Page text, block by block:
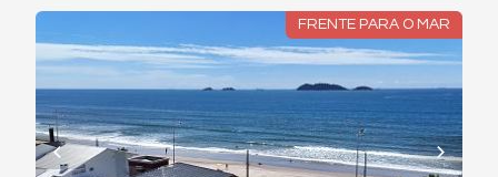
FRENTE PARA O MAR